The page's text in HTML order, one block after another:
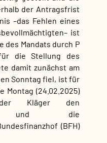
der Antragsfrist
–das Fehlen eines
ist
des Mandats durch P
die Stellung des
damit zunächst am
Sonntag fiel, ist für
Montag (24.02.2025)
Kläger den
und die
(BFH)